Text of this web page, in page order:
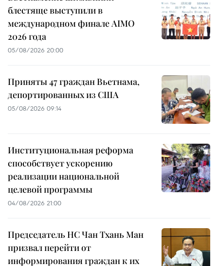
блестяще выступили в
международном финале AIMO
2026 года
05/08/2026 20:00
Приняты 47 граждан Вьетнама,
депортированных из США
05/08/2026 09:14
Институциональная реформа
способствует ускорению
реализации национальной
целевой программы
04/08/2026 21:00
Председатель НС Чан Тхань Ман
призвал перейти от
информирования граждан к их